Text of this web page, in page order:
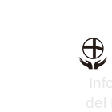
del